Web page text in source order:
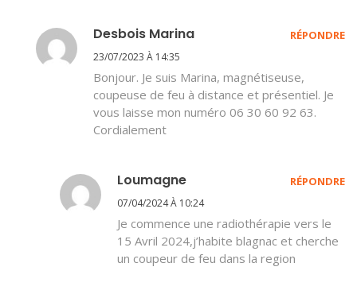
Desbois Marina
23/07/2023 À 14:35
Bonjour. Je suis Marina, magnétiseuse,
coupeuse de feu à distance et présentiel. Je
vous laisse mon numéro 06 30 60 92 63.
Cordialement
RÉPONDRE
Loumagne
07/04/2024 À 10:24
Je commence une radiothérapie vers le
15 Avril 2024,j’habite blagnac et cherche
un coupeur de feu dans la region
RÉPONDRE